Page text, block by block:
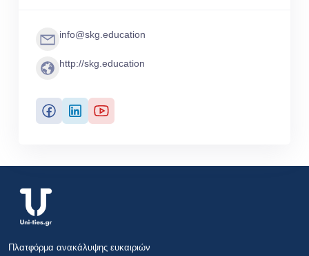
info@skg.education
http://skg.education
Πλατφόρμα ανακάλυψης ευκαιριών